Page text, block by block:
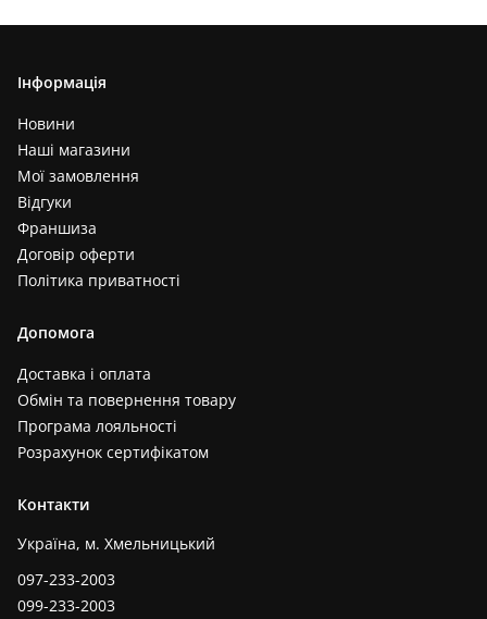
Інформація
Новини
Наші магазини
Мої замовлення
Відгуки
Франшиза
Договір оферти
Політика приватності
Допомога
Доставка і оплата
Обмін та повернення товару
Програма лояльності
Розрахунок сертифікатом
Контакти
Україна, м. Хмельницький
097-233-2003
099-233-2003